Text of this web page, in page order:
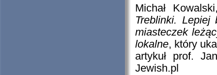
Michał
Treblinki. Lepiej
miasteczek
lokalne, który
artykuł prof.
Jewish.pl